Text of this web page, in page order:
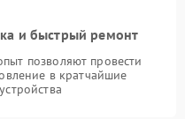
и быстрый ремонт
позволяют провести
в кратчайшие